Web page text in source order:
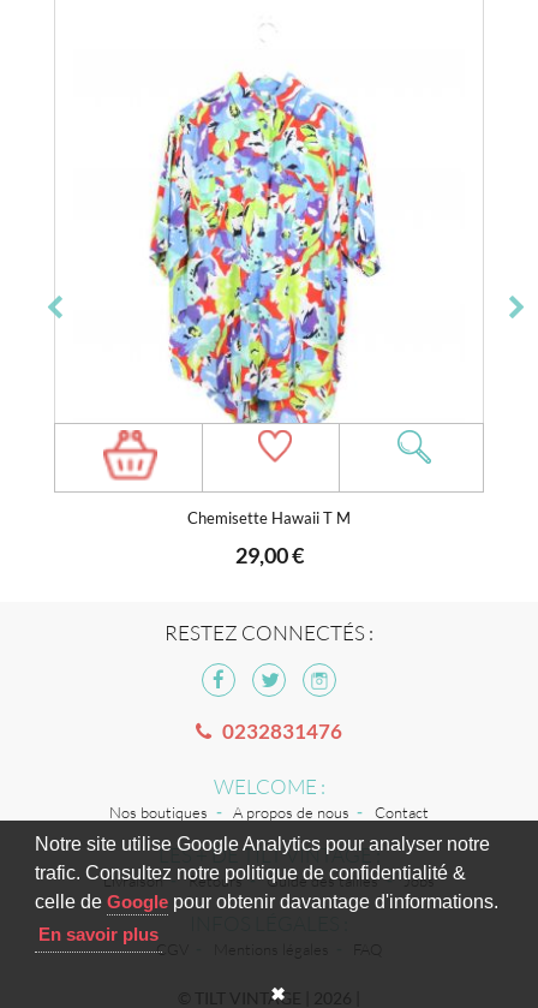
Notre site utilise Google Analytics pour analyser notre
trafic. Consultez notre politique de confidentialité &
celle de Googlepour obtenir davantage d'informations.
En savoir plus
✖
Chemisette Hawaii T M
29,00 €
RESTEZ CONNECTÉS :
0232831476
WELCOME :
Nos boutiques A propos de nous Contact
LES + DE TILT VINTAGE :
Livraison Retours Guide des tailles Jobs
CGV
© TILT VINTAGE | 2026 |